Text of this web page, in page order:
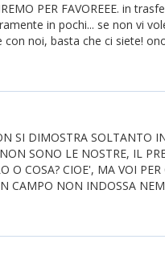
PER FAVOREEE. in
in pochi... se non vi
noi, basta che ci siete!
SI DIMOSTRA SOLTANTO
SONO LE NOSTRE, IL
O COSA? CIOE', MA VOI PER
CAMPO NON INDOSSA